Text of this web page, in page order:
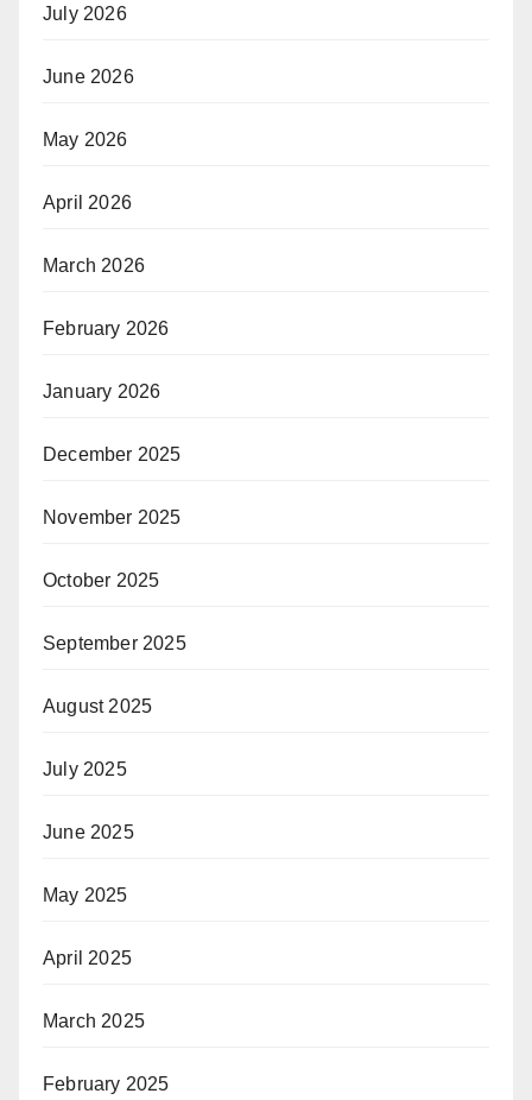
July 2026
June 2026
May 2026
April 2026
March 2026
February 2026
January 2026
December 2025
November 2025
October 2025
September 2025
August 2025
July 2025
June 2025
May 2025
April 2025
March 2025
February 2025